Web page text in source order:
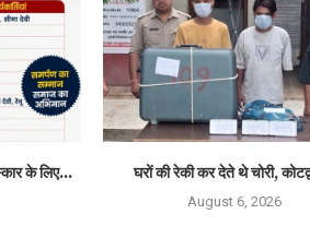
के लिए... घरों की रेकी कर देते थे चोरी,
August 6, 2026